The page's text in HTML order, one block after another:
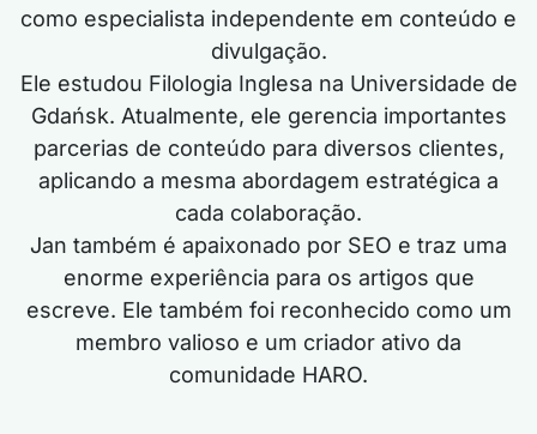
como especialista independente em conteúdo e
divulgação.
Ele estudou Filologia Inglesa na Universidade de
Gdańsk. Atualmente, ele gerencia importantes
parcerias de conteúdo para diversos clientes,
aplicando a mesma abordagem estratégica a
cada colaboração.
Jan também é apaixonado por SEO e traz uma
enorme experiência para os artigos que
escreve. Ele também foi reconhecido como um
membro valioso e um criador ativo da
comunidade HARO.